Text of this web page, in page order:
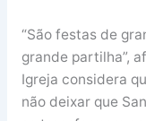
“São festas de
grande partilha”,
Igreja considera
não deixar que